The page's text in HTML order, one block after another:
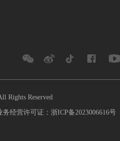
Rights Reserved
经营许可证：浙ICP备2023006616号